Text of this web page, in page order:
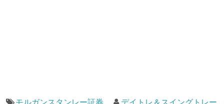
モルガンスタンレー証券
デイトレ＆スイングトレー